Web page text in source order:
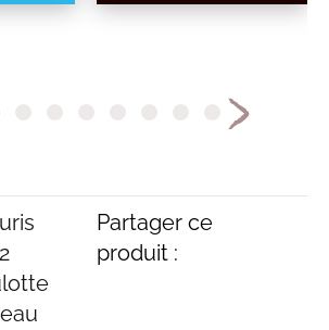
Partager ce
produit :